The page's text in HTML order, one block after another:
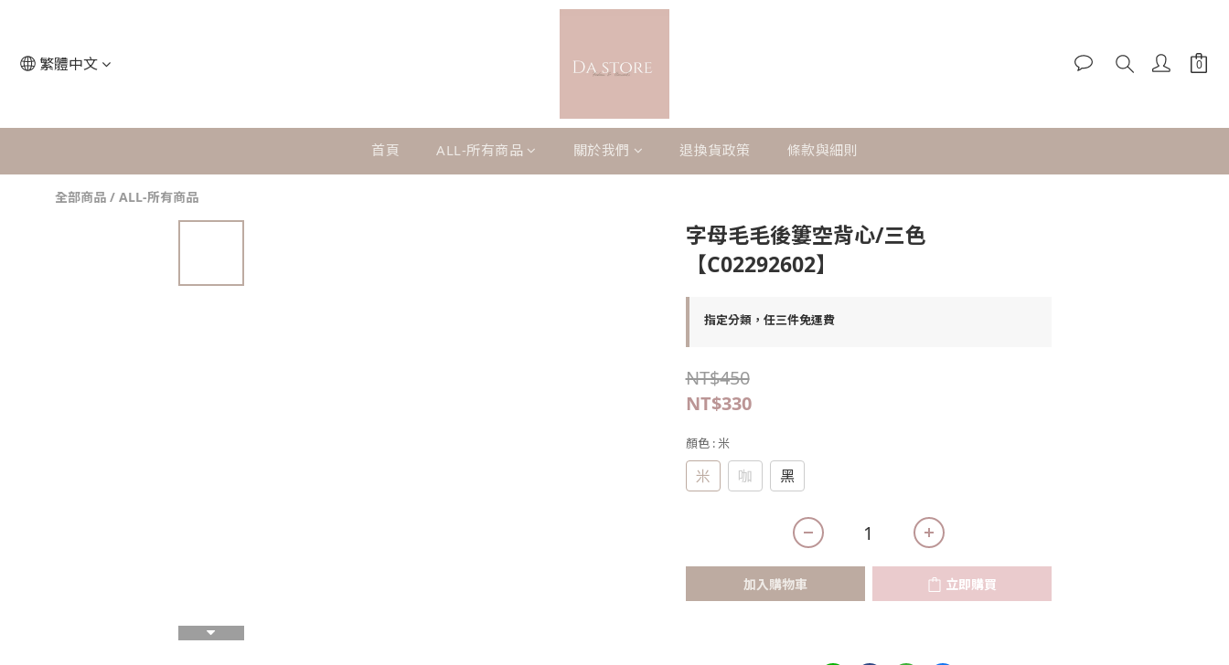
繁體中文
首頁 ALL-所有商品 關於我們 退換貨政策 條款與細則
全部商品 / ALL-所有商品
字母毛毛後簍空背心/三色
【C02292602】
指定分類，任三件免運費
NT$450
NT$330
顏色 : 米
米 咖 黑
加入購物車 立即購買